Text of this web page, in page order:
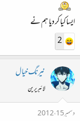
ایسا کیا کر دیا ہم نے
2
نیرنگ خیال
لائبریرین
دسمبر 15، 2012